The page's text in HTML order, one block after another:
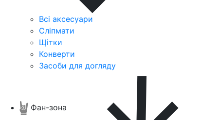
Всі аксесуари
Сліпмати
Щітки
Конверти
Засоби для догляду
Фан-зона